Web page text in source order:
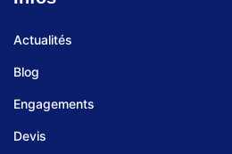
Actualités
Blog
Engagements
Devis